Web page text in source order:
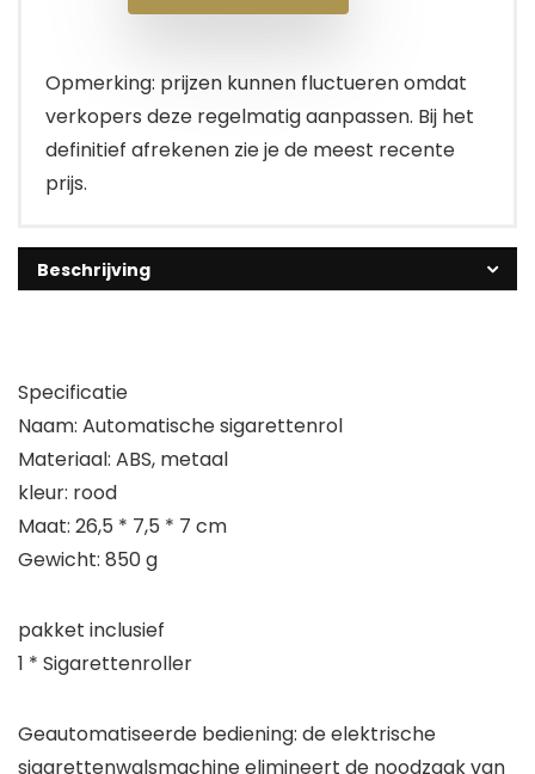
Opmerking: prijzen kunnen fluctueren omdat
verkopers deze regelmatig aanpassen. Bij het
definitief afrekenen zie je de meest recente
prijs.
Beschrijving
Specificatie
Naam: Automatische sigarettenrol
Materiaal: ABS, metaal
kleur: rood
Maat: 26,5 * 7,5 * 7 cm
Gewicht: 850 g
pakket inclusief
1 * Sigarettenroller
Geautomatiseerde bediening: de elektrische
sigarettenwalsmachine elimineert de noodzaak van